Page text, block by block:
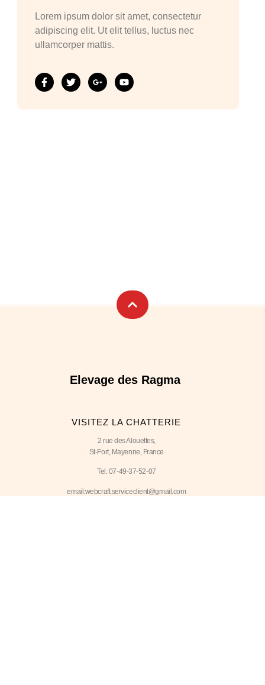
Lorem ipsum dolor sit amet, consectetur
adipiscing elit. Ut elit tellus, luctus nec
ullamcorper mattis.
Elevage des Ragma
VISITEZ LA CHATTERIE
2 rue des Alouettes,
St-Fort, Mayenne, France
Tel: 07-49-37-52-07
email:webcraft.serviceclient@gmail.com